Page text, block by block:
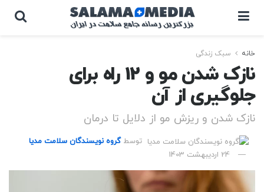
خانه سبک زندگی
نازک شدن مو و 12 راه برای
جلوگیری از آن
نازک شدن و ریزش مو از دلایل تا درمان
توسط گروه نویسندگان سلامت مدیا
24 اردیبهشت 1403